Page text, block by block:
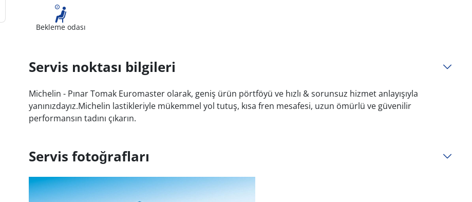
Bekleme odası
Servis noktası bilgileri
Michelin - Pınar Tomak Euromaster olarak, geniş ürün pörtföyü ve hızlı & sorunsuz hizmet anlayışıyla
yanınızdayız.Michelin lastikleriyle mükemmel yol tutuş, kısa fren mesafesi, uzun ömürlü ve güvenilir
performansın tadını çıkarın.
Servis fotoğrafları